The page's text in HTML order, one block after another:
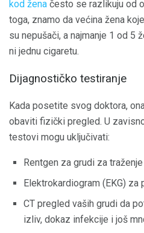
kod žena često se razlikuju od
toga, znamo da većina žena
su nepušači, a najmanje 1 od 5
ni jednu cigaretu.
Dijagnostičko testiranje
Kada posetite svog doktora,
obaviti fizički pregled. U
testovi mogu uključivati:
Rentgen za grudi za
Elektrokardiogram (EKG) za
CT pregled vaših grudi da
izliv, dokaz infekcije i još